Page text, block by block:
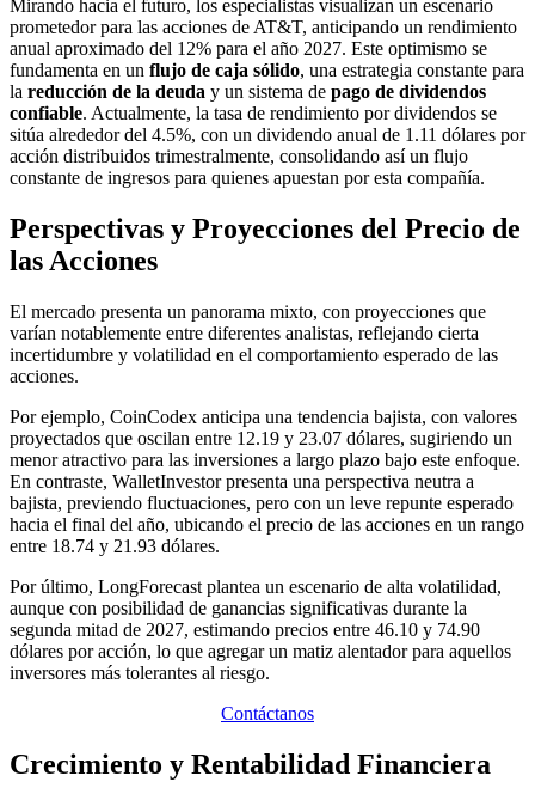
Mirando hacia el futuro, los especialistas visualizan un escenario
prometedor para las acciones de AT&T, anticipando un rendimiento
anual aproximado del 12% para el año 2027. Este optimismo se
fundamenta en un flujo de caja sólido, una estrategia constante para
la reducción de la deuda y un sistema de pago de dividendos
confiable. Actualmente, la tasa de rendimiento por dividendos se
sitúa alrededor del 4.5%, con un dividendo anual de 1.11 dólares por
acción distribuidos trimestralmente, consolidando así un flujo
constante de ingresos para quienes apuestan por esta compañía.
Perspectivas y Proyecciones del Precio de
las Acciones
El mercado presenta un panorama mixto, con proyecciones que
varían notablemente entre diferentes analistas, reflejando cierta
incertidumbre y volatilidad en el comportamiento esperado de las
acciones.
Por ejemplo, CoinCodex anticipa una tendencia bajista, con valores
proyectados que oscilan entre 12.19 y 23.07 dólares, sugiriendo un
menor atractivo para las inversiones a largo plazo bajo este enfoque.
En contraste, WalletInvestor presenta una perspectiva neutra a
bajista, previendo fluctuaciones, pero con un leve repunte esperado
hacia el final del año, ubicando el precio de las acciones en un rango
entre 18.74 y 21.93 dólares.
Por último, LongForecast plantea un escenario de alta volatilidad,
aunque con posibilidad de ganancias significativas durante la
segunda mitad de 2027, estimando precios entre 46.10 y 74.90
dólares por acción, lo que agregar un matiz alentador para aquellos
inversores más tolerantes al riesgo.
Contáctanos
Crecimiento y Rentabilidad Financiera